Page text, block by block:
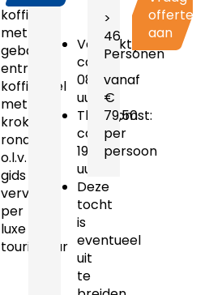
koffie
met
gebak
entree
koffietafel
met
kroket
rondrit
o.l.v.
gids
vervoer
per
luxe
touringcar
Vertrektijd:
ca.
08.30
uur
Thuiskomst:
ca.
19.00
uur
Deze
tocht
is
eventueel
uit
te
>
46
Personen
vanaf
€
79,50
per
persoon
offerte
aan